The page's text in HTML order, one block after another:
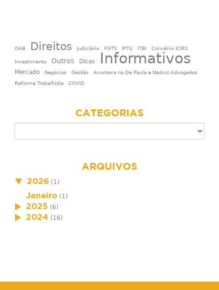
OAB Direitos Judiciário FGTS IPTU ITBI Convênio ICMS
Investimento Outros Dicas Informativos
Mercado Negócios Gestão
Acontece na De Paula e Nadruz Advogados
Reforma Trabalhista
COVID
CATEGORIAS
ARQUIVOS
2026 (1)
Janeiro (1)
2025 (6)
2024 (16)